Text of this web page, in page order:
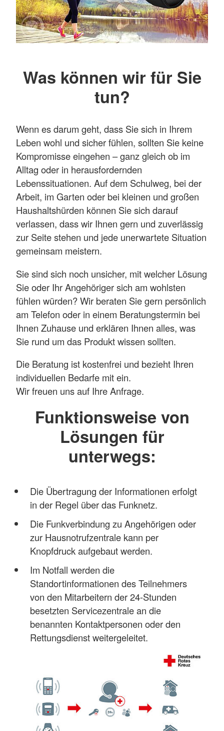
Was können wir für Sie
tun?
Wenn es darum geht, dass Sie sich in Ihrem
Leben wohl und sicher fühlen, sollten Sie keine
Kompromisse eingehen – ganz gleich ob im
Alltag oder in herausfordernden
Lebenssituationen. Auf dem Schulweg, bei der
Arbeit, im Garten oder bei kleinen und großen
Haushaltshürden können Sie sich darauf
verlassen, dass wir Ihnen gern und zuverlässig
zur Seite stehen und jede unerwartete Situation
gemeinsam meistern.
Sie sind sich noch unsicher, mit welcher Lösung
Sie oder Ihr Angehöriger sich am wohlsten
fühlen würden? Wir beraten Sie gern persönlich
am Telefon oder in einem Beratungstermin bei
Ihnen Zuhause und erklären Ihnen alles, was
Sie rund um das Produkt wissen sollten.
Die Beratung ist kostenfrei und bezieht Ihren
individuellen Bedarfe mit ein.
Wir freuen uns auf Ihre Anfrage.
Funktionsweise von
Lösungen für
unterwegs:
Die Übertragung der Informationen erfolgt
in der Regel über das Funknetz.
Die Funkverbindung zu Angehörigen oder
zur Hausnotrufzentrale kann per
Knopfdruck aufgebaut werden.
Im Notfall werden die
Standortinformationen des Teilnehmers
von den Mitarbeitern der 24-Stunden
besetzten Servicezentrale an die
benannten Kontaktpersonen oder den
Rettungsdienst weitergeleitet.